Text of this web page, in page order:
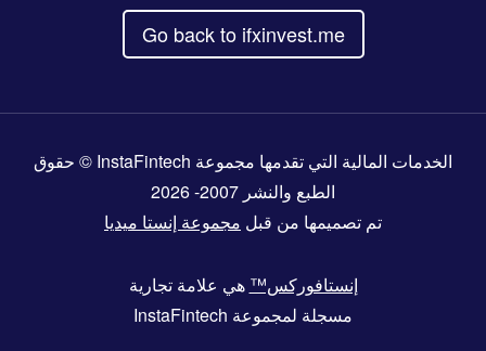
Go back to ifxinvest.me
الخدمات المالية التي تقدمها مجموعة InstaFintech © حقوق
الطبع والنشر 2007- 2026
تم تصميمها من قبل مجموعة إنستا ميديا
إنستافوركس™ هي علامة تجارية
مسجلة لمجموعة InstaFintech